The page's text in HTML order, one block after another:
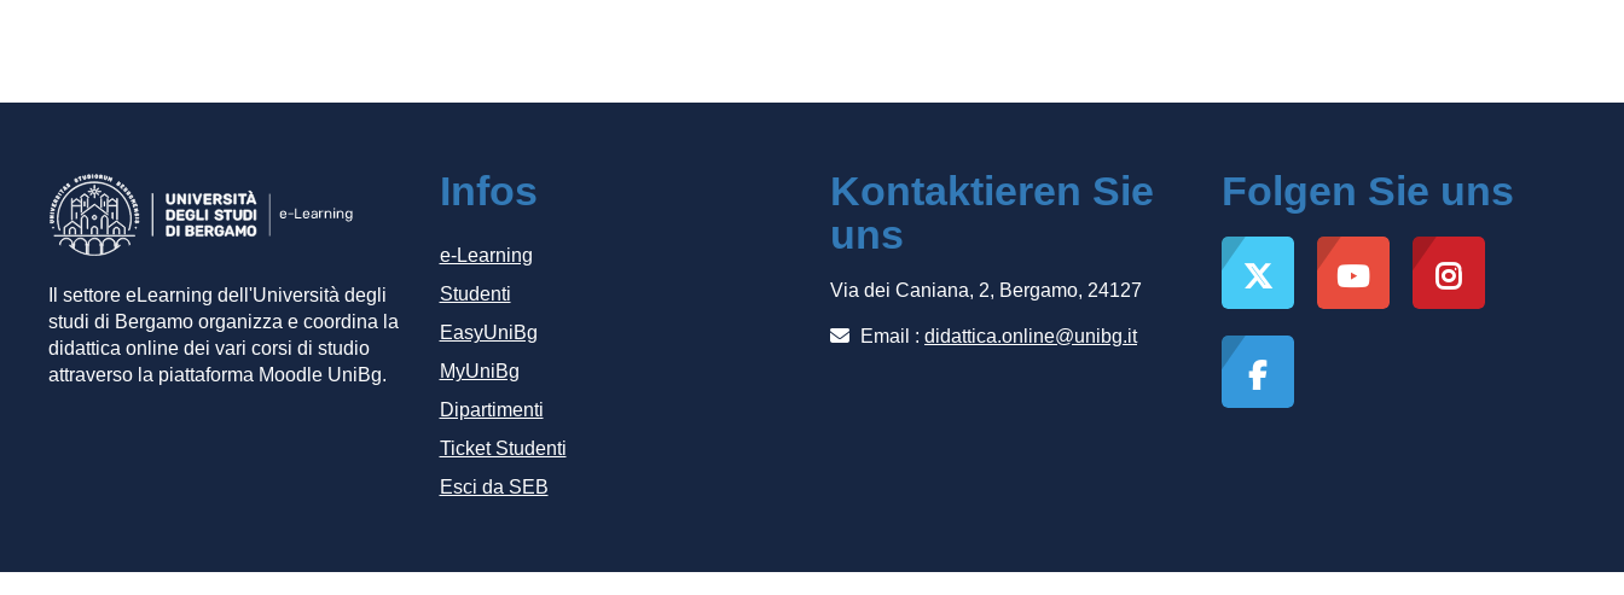
Il settore eLearning dell'Università degli
studi di Bergamo organizza e coordina la
didattica online dei vari corsi di studio
attraverso la piattaforma Moodle UniBg.
Infos
e-Learning
Studenti
EasyUniBg
MyUniBg
Dipartimenti
Ticket Studenti
Esci da SEB
Kontaktieren Sie
uns
Via dei Caniana, 2, Bergamo, 24127
Email : didattica.online@unibg.it
Folgen Sie uns